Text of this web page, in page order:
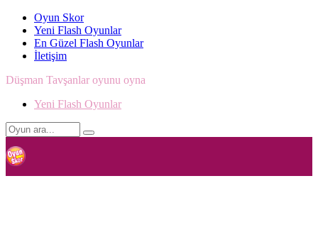
Oyun Skor
Yeni Flash Oyunlar
En Güzel Flash Oyunlar
İletişim
Düşman Tavşanlar oyunu oyna
Yeni Flash Oyunlar